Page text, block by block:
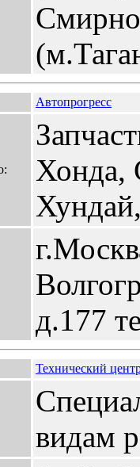
Автопрогресс
Хонда,
д.177
Технический
видам